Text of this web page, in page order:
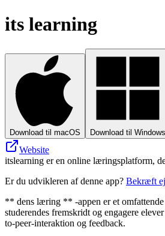
its learning
Download til macOS Download til Windows
Website
itslearning er en online læringsplatform,
Er du udvikleren af denne app? Bekræft
** dens læring ** -appen er et
studerendes fremskridt og engagere
to-peer-interaktion og feedback.